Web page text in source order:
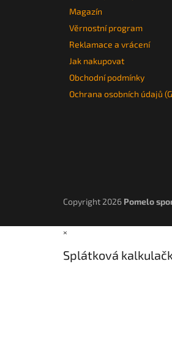
Magazín
Věrnostní program
Reklamace a vrácení
Jak nakupovat
Obchodní podmínky
Ochrana osobních údajů
Copyright 2026 Pomelo
×
Splátková